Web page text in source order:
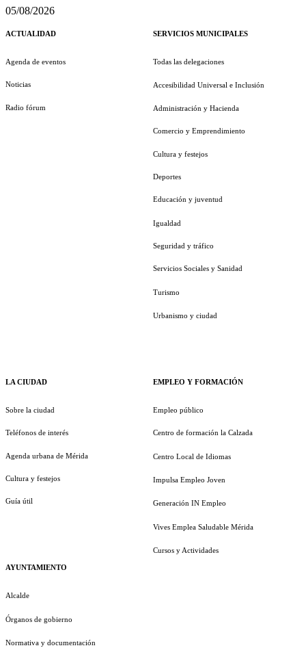
05/08/2026
ACTUALIDAD
Agenda de eventos
Noticias
Radio fórum
LA CIUDAD
Sobre la ciudad
Teléfonos de interés
Agenda urbana de Mérida
Cultura y festejos
Guía útil
AYUNTAMIENTO
Alcalde
Órganos de gobierno
Normativa y documentación
SERVICIOS MUNICIPALES
Todas las delegaciones
Accesibilidad Universal e Inclusión
Administración y Hacienda
Comercio y Emprendimiento
Cultura y festejos
Deportes
Educación y juventud
Igualdad
Seguridad y tráfico
Servicios Sociales y Sanidad
Turismo
Urbanismo y ciudad
EMPLEO Y FORMACIÓN
Empleo público
Centro de formación la Calzada
Centro Local de Idiomas
Impulsa Empleo Joven
Generación IN Empleo
Vives Emplea Saludable Mérida
Cursos y Actividades